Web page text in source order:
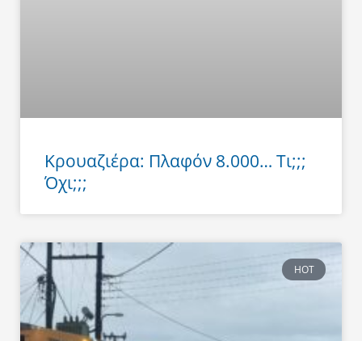
Κρουαζιέρα: Πλαφόν 8.000… Τι;;;
Όχι;;;
HOT